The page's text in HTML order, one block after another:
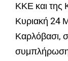
ΚΚΕ και της
Κυριακή 24
Καρλόβασι,